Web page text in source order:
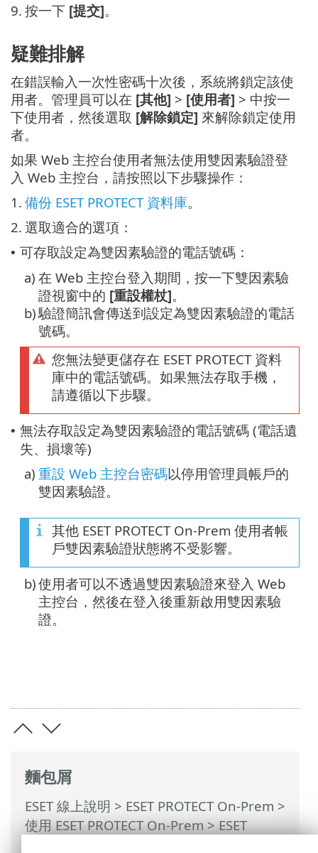
麵包屑
ESET 線上說明 > ESET PROTECT On-Prem >
使用 ESET PROTECT On-Prem>ESET
9. 按一下 [提交]。
疑難排解
在錯誤輸入一次性密碼十次後，系統將鎖定該使
用者。管理員可以在 [其他] > [使用者] > 中按一
下使用者，然後選取 [解除鎖定] 來解除鎖定使用
者。
如果 Web 主控台使用者無法使用雙因素驗證登
入 Web 主控台，請按照以下步驟操作：
1. 備份 ESET PROTECT 資料庫。
2. 選取適合的選項：
• 可存取設定為雙因素驗證的電話號碼：
a) 在 Web 主控台登入期間，按一下雙因素驗
證視窗中的 [重設權杖]。
b)驗證簡訊會傳送到設定為雙因素驗證的電話
號碼。
您無法變更儲存在 ESET PROTECT 資料
庫中的電話號碼。如果無法存取手機，
請遵循以下步驟。
• 無法存取設定為雙因素驗證的電話號碼 (電話遺
失、損壞等)
a) 重設 Web 主控台密碼以停用管理員帳戶的
雙因素驗證。
其他 ESET PROTECT On-Prem 使用者帳
戶雙因素驗證狀態將不受影響。
b)使用者可以不透過雙因素驗證來登入 Web
主控台，然後在登入後重新啟用雙因素驗
證。